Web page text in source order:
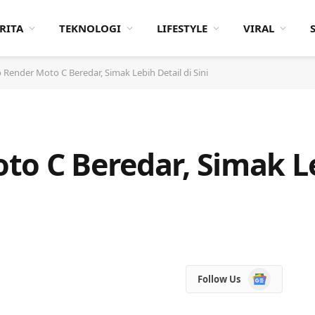
TEKNOLOGI LIFESTYLE VIRAL
Render Moto C Beredar, Simak Lebih Detail di Sini
C Beredar, Simak
Follow Us
Google
News